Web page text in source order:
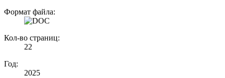
Формат файла:
Кол-во страниц:
22
Год:
2025